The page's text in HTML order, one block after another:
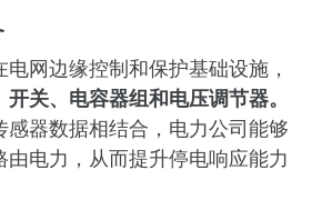
网边缘控制和保护基础设施，
关、电容器组和电压调节器。
感器数据相结合，电力公司能够
由电力，从而提升停电响应能力